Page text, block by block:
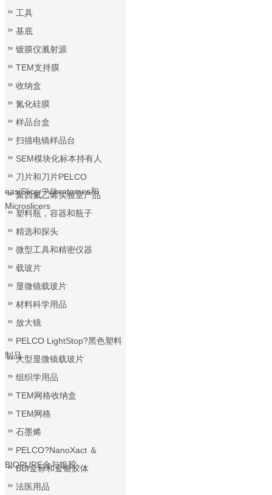
工具
基底
镀膜仪溅射源
TEM支持膜
收纳盒
氮化硅膜
样品台盒
扫描电镜样品台
SEM模块化标本持有人
刀片和刀片PELCO
easiSlicer?Vibratomes和
Microslicers
聚四氟乙烯实验室产品
塑料瓶，容器和瓶子
精选和探头
微型工具和精密仪器
载玻片
显微镜载玻片
材料科学用品
放大镜
PELCO LightStop?黑色塑料
制品大型显微镜载玻片
组织学用品
TEM网格收纳盒
TEM网格
石墨烯
PELCO?NanoXact ＆
BIOPURE金与银胶
BBI金标和金银胶体
法医用品